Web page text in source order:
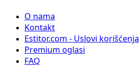
O nama
Kontakt
Estitor.com - Uslovi korišćenja
Premium oglasi
FAQ